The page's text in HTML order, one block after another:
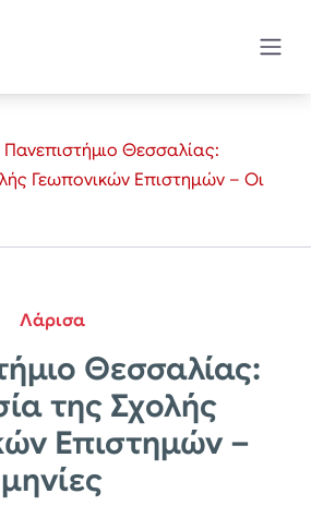
Πανεπιστήμιο Θεσσαλίας:
Γεωπονικών Επιστημών – Οι
Λάρισα
Θεσσαλίας:
της Σχολής
Επιστημών –